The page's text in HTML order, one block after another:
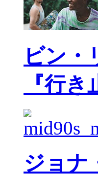
ビン・
『行
ジョナ